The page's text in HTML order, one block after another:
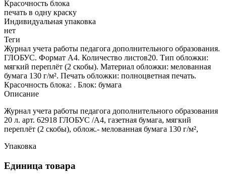
Красочность блока
печать в одну краску
Индивидуальная упаковка
нет
Теги
Журнал учета работы педагога дополнительного образования.
ГЛОБУС. Формат А4. Количество листов20. Тип обложки:
мягкий переплёт (2 скобы). Материал обложки: мелованная
бумага 130 г/м². Печать обложки: полноцветная печать.
Красочность блока: . Блок: бумага
Описание
Журнал учета работы педагога дополнительного образования
20 л. арт. 62918 ГЛОБУС /А4, газетная бумага, мягкий
переплёт (2 скобы), облож.- мелованная бумага 130 г/м²,
Упаковка
Единица товара